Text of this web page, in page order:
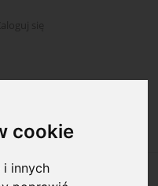
cookie
innych